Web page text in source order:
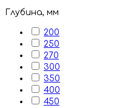
Глубина, мм
200
250
270
300
350
400
450